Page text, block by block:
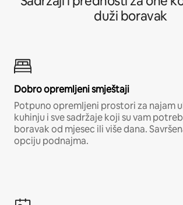
duži boravak
Dobro opremljeni smještaji
Potpuno opremljeni prostori za najam
kuhinju i sve sadržaje koji su vam
boravak od mjesec ili više dana.
opciju podnajma.